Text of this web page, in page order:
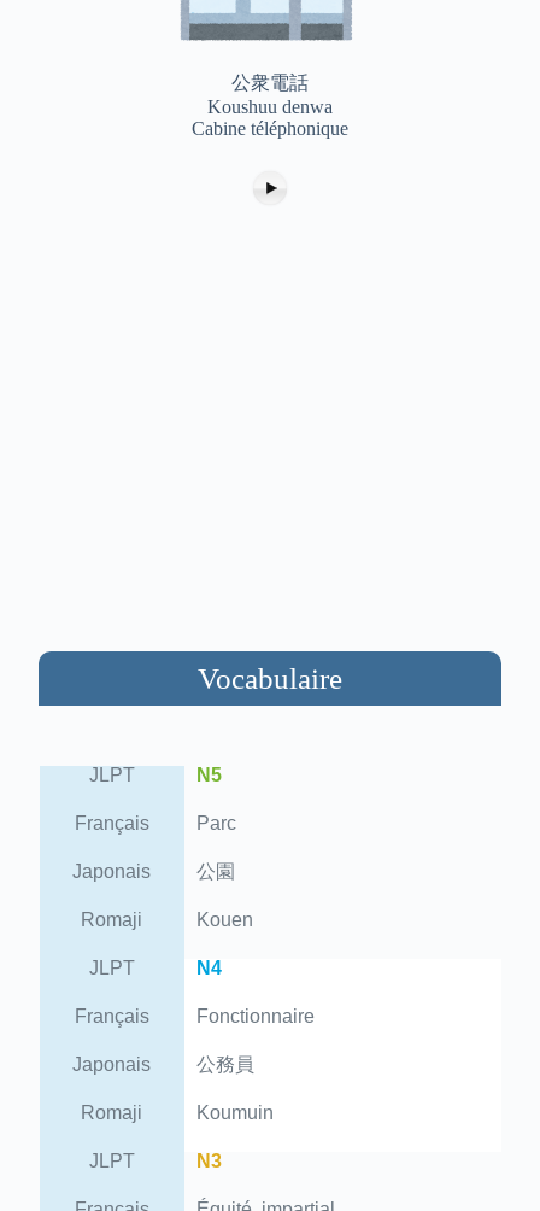
公衆電話
Koushuu denwa
Cabine téléphonique
Vocabulaire
JLPT N5
Français Parc
Japonais 公園
Romaji Kouen
JLPT N4
Français Fonctionnaire
Japonais 公務員
Romaji Koumuin
JLPT N3